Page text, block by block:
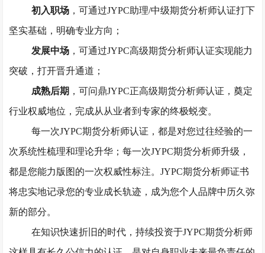
初入职场，可通过JYPC助理/中级期货分析师认证打下
坚实基础，明确专业方向；
发展中场，可通过JYPC高级期货分析师认证实现能力
突破，打开晋升通道；
成熟后期 ，可问鼎JYPC正高级期货分析师认证，奠定
行业权威地位，完成从从业者到专家的终极蜕变。
每一次JYPC期货分析师认证，都是对您过往经验的一
次系统性梳理和理论升华；每一次JYPC期货分析师升级，
都是您能力版图的一次权威性标注。JYPC期货分析师证书
将忠实地记录您的专业成长轨迹，成为您个人品牌中历久弥
新的部分。
在知识快速折旧的时代，持续投资于JYPC期货分析师